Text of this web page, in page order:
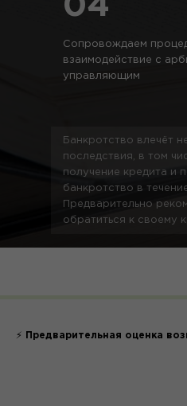
Банкротство влечёт
последствия, в том
получение кредита и
банкротство в
Предварительно
обратиться к своему
04
Сопровождаем
взаимодействие с
управляющим
⚡ Предварительная оценка